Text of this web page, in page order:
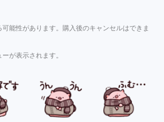
能性があります。購入後のキャンセルはできま
が表示されます。